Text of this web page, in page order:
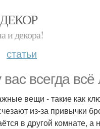
и декора!
статьи
всегда
вещи - такие как
из-за привычки
в другой комнате, а